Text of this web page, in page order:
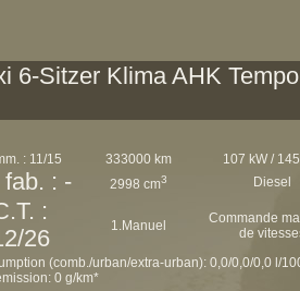
6-Sitzer Klima AHK
: 11/15 333000 km 107 kW /
: - 2998 cm3 Diesel
:
26
1.Manuel
Commande
de
(comb./urban/extra-urban): 0,0/0,0/0,0 l/
0 g/km*